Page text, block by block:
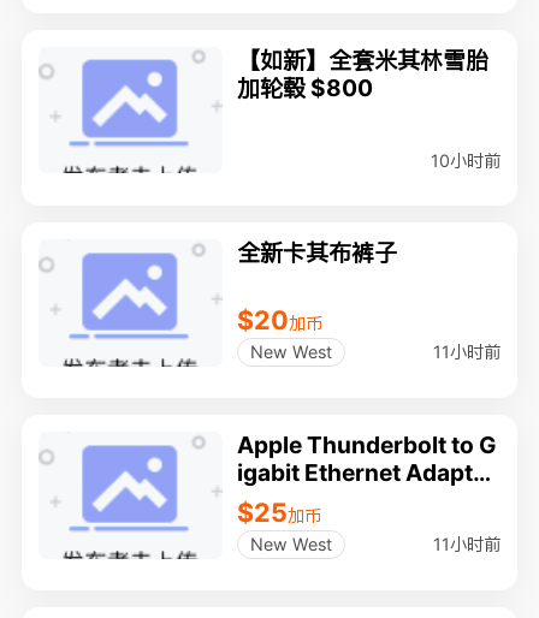
【如新】全套米其林雪胎
加轮毂 $800
10小时前
全新卡其布裤子
$20加币
New West
11小时前
Apple Thunderbolt to G
igabit Ethernet Adapter
- Model A1433
$25加币
New West
11小时前